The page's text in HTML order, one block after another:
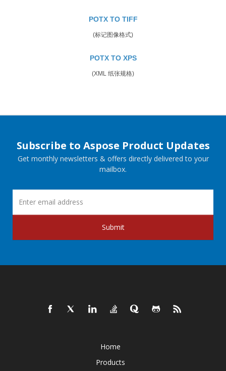
POTX TO TIFF
(标记图像格式)
POTX TO XPS
(XML 纸张规格)
Subscribe to Aspose Product Updates
Get monthly newsletters & offers directly delivered to your
mailbox.
Submit
Home
Products